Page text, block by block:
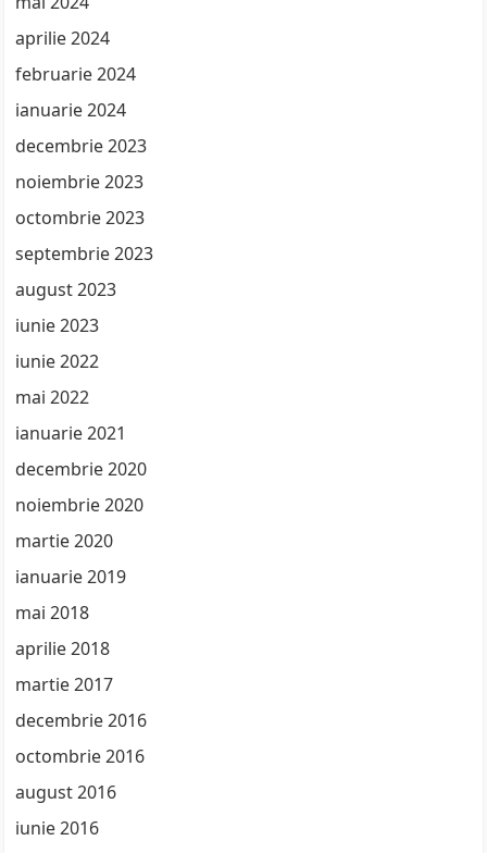
aprilie 2024
februarie 2024
ianuarie 2024
decembrie 2023
noiembrie 2023
octombrie 2023
septembrie 2023
august 2023
iunie 2023
iunie 2022
mai 2022
ianuarie 2021
decembrie 2020
noiembrie 2020
martie 2020
ianuarie 2019
mai 2018
aprilie 2018
martie 2017
decembrie 2016
octombrie 2016
august 2016
iunie 2016